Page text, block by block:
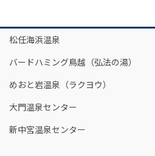
松任海浜温泉
バードハミング鳥越（弘法の湯）
めおと岩温泉（ラクヨウ）
大門温泉センター
新中宮温泉センター